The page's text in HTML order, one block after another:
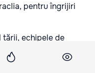
pentru îngrijiri
țării, echipele de
cazuri, cu un efectiv
unități de tehnică.